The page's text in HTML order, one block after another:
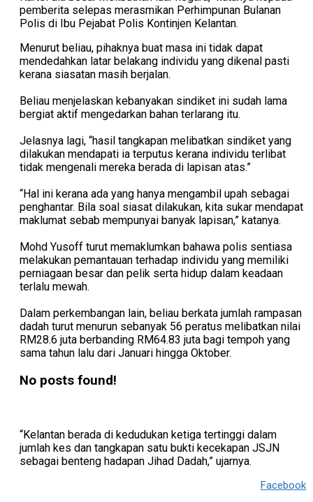
pemberita selepas merasmikan Perhimpunan Bulanan
Polis di Ibu Pejabat Polis Kontinjen Kelantan.
Menurut beliau, pihaknya buat masa ini tidak dapat
mendedahkan latar belakang individu yang dikenal pasti
kerana siasatan masih berjalan.
Beliau menjelaskan kebanyakan sindiket ini sudah lama
bergiat aktif mengedarkan bahan terlarang itu.
Jelasnya lagi, “hasil tangkapan melibatkan sindiket yang
dilakukan mendapati ia terputus kerana individu terlibat
tidak mengenali mereka berada di lapisan atas.”
“Hal ini kerana ada yang hanya mengambil upah sebagai
penghantar. Bila soal siasat dilakukan, kita sukar mendapat
maklumat sebab mempunyai banyak lapisan,” katanya.
Mohd Yusoff turut memaklumkan bahawa polis sentiasa
melakukan pemantauan terhadap individu yang memiliki
perniagaan besar dan pelik serta hidup dalam keadaan
terlalu mewah.
Dalam perkembangan lain, beliau berkata jumlah rampasan
dadah turut menurun sebanyak 56 peratus melibatkan nilai
RM28.6 juta berbanding RM64.83 juta bagi tempoh yang
sama tahun lalu dari Januari hingga Oktober.
No posts found!
“Kelantan berada di kedudukan ketiga tertinggi dalam
jumlah kes dan tangkapan satu bukti kecekapan JSJN
sebagai benteng hadapan Jihad Dadah,” ujarnya.
Facebook